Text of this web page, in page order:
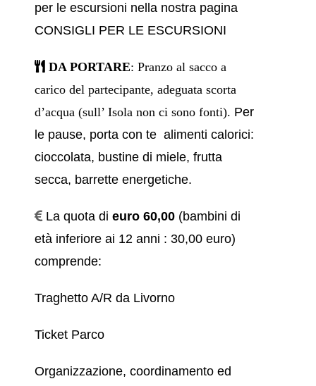
per le escursioni nella nostra pagina
CONSIGLI PER LE ESCURSIONI
DA PORTARE: Pranzo al sacco a
carico del partecipante, adeguata scorta
d’acqua (sull’ Isola non ci sono fonti). Per
le pause, porta con te alimenti calorici:
cioccolata, bustine di miele, frutta
secca, barrette energetiche.
La quota dieuro 60,00 (bambini di
età inferiore ai 12 anni : 30,00 euro)
comprende:
Traghetto A/R da Livorno
Ticket Parco
Organizzazione, coordinamento ed